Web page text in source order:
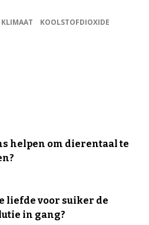
KLIMAAT
KOOLSTOFDIOXIDE
helpen om dierentaal te
liefde voor suiker de
in gang?